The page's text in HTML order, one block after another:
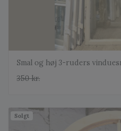
Smal og høj 3-ruders
350 kr.
Solgt